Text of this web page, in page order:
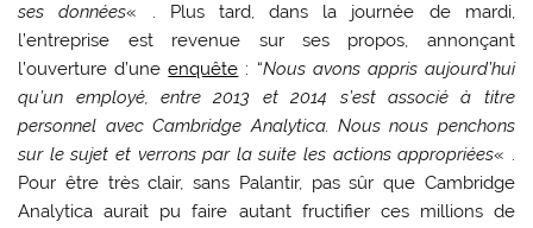
ses données« . Plus tard, dans la journée de mardi,
l’entreprise est revenue sur ses propos, annonçant
l’ouverture d’uneenquête : “Nous avons appris aujourd’hui
qu’un employé, entre 2013 et 2014 s’est associé à titre
personnel avec Cambridge Analytica. Nous nous penchons
sur le sujet et verrons par la suite les actions appropriées« .
Pour être très clair, sans Palantir, pas sûr que Cambridge
Analytica aurait pu faire autant fructifier ces millions de